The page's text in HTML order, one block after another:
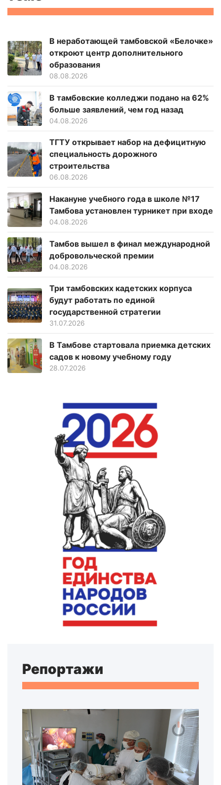
В неработающей тамбовской «Белочке»
откроют центр дополнительного
образования
08.08.2026
В тамбовские колледжи подано на 62%
больше заявлений, чем год назад
04.08.2026
ТГТУ открывает набор на дефицитную
специальность дорожного
строительства
06.08.2026
Накануне учебного года в школе №17
Тамбова установлен турникет при входе
04.08.2026
Тамбов вышел в финал международной
добровольческой премии
04.08.2026
Три тамбовских кадетских корпуса
будут работать по единой
государственной стратегии
31.07.2026
В Тамбове стартовала приемка детских
садов к новому учебному году
28.07.2026
Репортажи